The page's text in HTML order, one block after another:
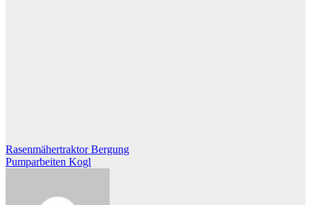
Beitragsnavigation
Rasenmähertraktor Bergung
Pumparbeiten Kogl